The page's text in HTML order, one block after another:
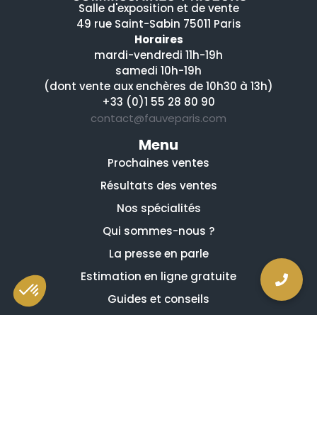
Salle d'exposition et de vente
49 rue Saint-Sabin 75011 Paris
Horaires
mardi-vendredi 11h-19h
samedi 10h-19h
(dont vente aux enchères de 10h30 à 13h)
+33 (0)1 55 28 80 90
contact@fauveparis.com
Menu
Prochaines ventes
Résultats des ventes
Nos spécialités
Qui sommes-nous ?
La presse en parle
Estimation en ligne gratuite
Guides et conseils